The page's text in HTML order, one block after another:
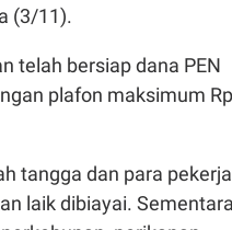
(3/11).
telah bersiap dana PEN
plafon maksimum Rp
tangga dan para pekerja
laik dibiayai. Sementara